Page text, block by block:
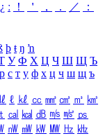
¿ ː ！ ＇ ， ． ／
：
þ ŧ ŋ ŉ
У Ф Х Ц Ч Ш Щ Ъ
р с т у ф х ц ч ш щ ъ
ℓ ㎘ ㏄ ㎣ ㎤ ㎥ ㎦
㎈ ㎉ ㏈ ㎧ ㎨ ㎰
㎻ ㎽ ㎾ ㎿ ㎐ ㎑